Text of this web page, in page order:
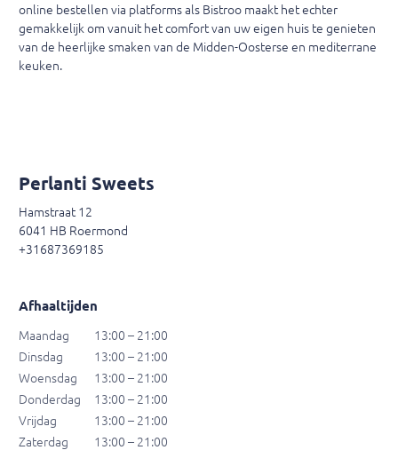
online bestellen via platforms als Bistroo maakt het echter
gemakkelijk om vanuit het comfort van uw eigen huis te genieten
van de heerlijke smaken van de Midden-Oosterse en mediterrane
keuken.
Perlanti Sweets
Hamstraat 12
6041 HB Roermond
+31687369185
Afhaaltijden
Maandag
13:00 – 21:00
Dinsdag
13:00 – 21:00
Woensdag
13:00 – 21:00
Donderdag
13:00 – 21:00
Vrijdag
13:00 – 21:00
Zaterdag
13:00 – 21:00